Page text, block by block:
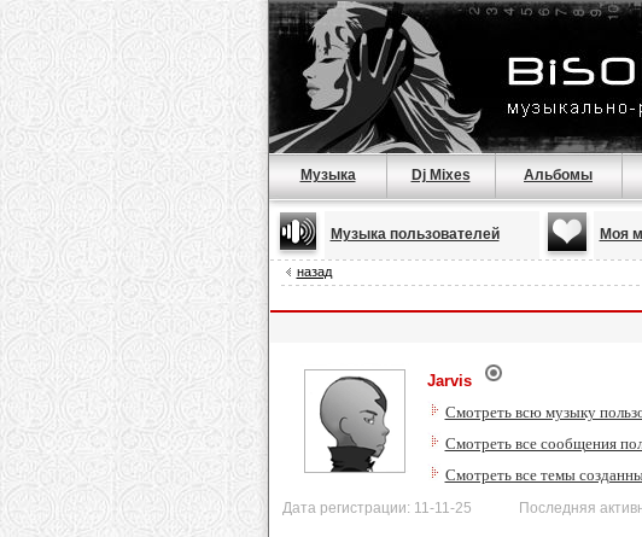
Музыка Dj Mixes Альбомы
Музыка пользователей Моя
назад
Jarvis
Смотреть всю музыку
Смотреть все сообщения
Смотреть все темы
Дата регистрации: 11-11-25 Последняя